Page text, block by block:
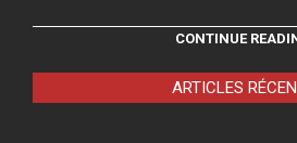
CONTINUE
ARTICLES